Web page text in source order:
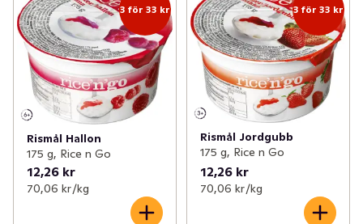
3 för 33 kr
Rismål Hallon
175 g, Rice n Go
12,26 kr
70,06 kr /kg
3 för 33 kr
Rismål Jordgubb
175 g, Rice n Go
12,26 kr
70,06 kr /kg